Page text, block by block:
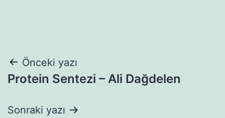
Yazı
gezinmesi
Önceki yazı
Protein Sentezi – Ali Dağdelen
Sonraki yazı